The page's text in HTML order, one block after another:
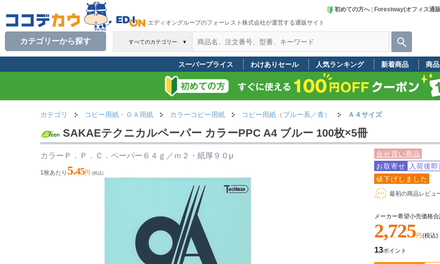
エディオングループのフォーレスト株式会社が運営する通販サイト
初めての方へ| Forestway(オフィス通
すべてのカテゴリー ▼
カテゴリーから探す
スーパープライス わけありセール 人気ランキング 新着商品 商
カテゴリ コピー用紙・ＯＡ用紙 カラーコピー用紙 コピー用紙（ブルー系／青） Ａ４サイズ
SAKAEテクニカルペーパー カラーPPC A4 ブルー 100枚×5冊
合せ買い商品
お取寄せ
入荷後
値下げしました
最初の商品レビュ
メーカー希望小売価格
2,725円 (税込)
13ポイント
カラーＰ．Ｐ．Ｃ．ペーパー６４ｇ／ｍ２・紙厚９０μ
1枚あたり 5.45円 (税込)